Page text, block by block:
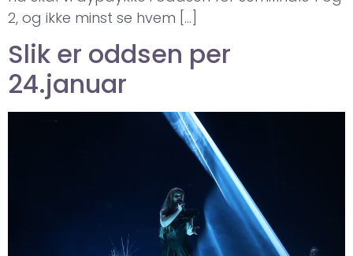
2, og ikke minst se hvem […]
Slik er oddsen per
24.januar